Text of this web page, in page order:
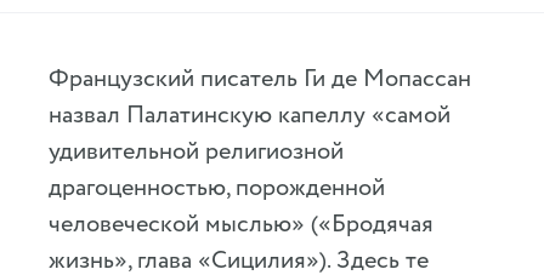
Французский писатель Ги де Мопассан
назвал Палатинскую капеллу «самой
удивительной религиозной
драгоценностью, порожденной
человеческой мыслью» («Бродячая
жизнь», глава «Сицилия»). Здесь те